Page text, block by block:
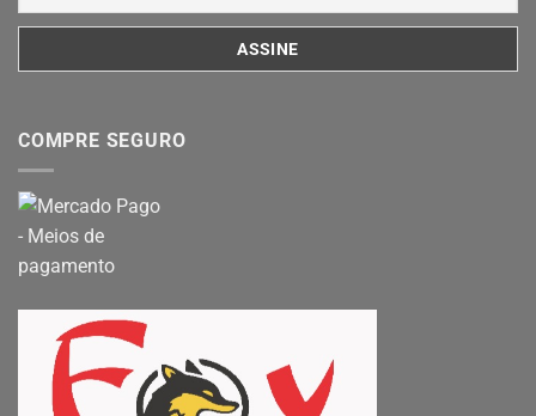
COMPRE SEGURO